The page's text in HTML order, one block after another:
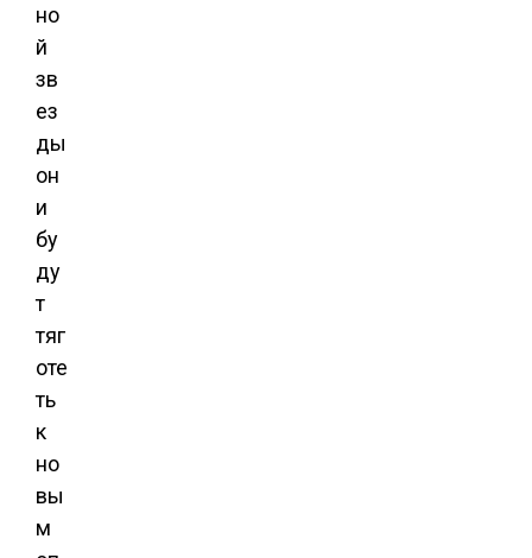
но
й
зв
ез
ды
он
и
бу
ду
т
тяг
оте
ть
к
но
вы
м